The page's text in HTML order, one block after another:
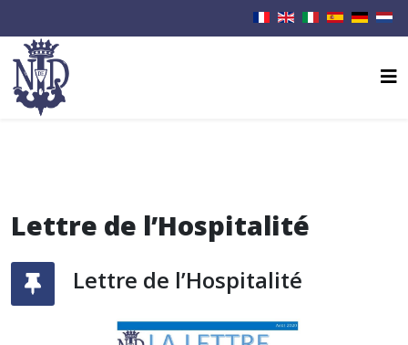
Lettre de l’Hospitalité
Lettre de l’Hospitalité